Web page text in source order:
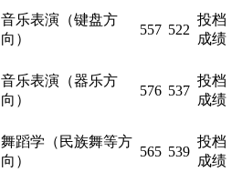
音乐表演（键盘方
向）
557 522
投档
成绩
音乐表演（器乐方
向）
576 537
投档
成绩
舞蹈学（民族舞等方
向）
565 539
投档
成绩